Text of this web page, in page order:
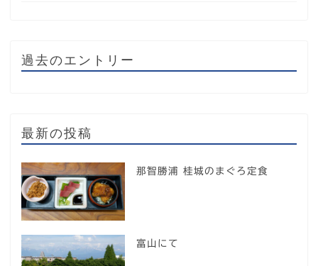
過去のエントリー
最新の投稿
那智勝浦 桂城のまぐろ定食
富山にて